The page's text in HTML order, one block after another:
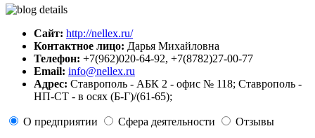
Сайт: http://nellex.ru/
Контактное лицо: Дарья Михайловна
Телефон: +7(962)020-64-92, +7(8782)27-00-77
Email: info@nellex.ru
Адрес: Ставрополь - АБК 2 - офис № 118; Ставрополь -
НП-СТ - в осях (Б-Г)/(61-65);
О предприятии Сфера деятельности
Отзывы